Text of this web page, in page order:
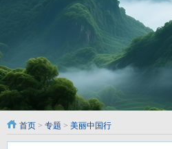
首页 > 专题 > 美丽中国行